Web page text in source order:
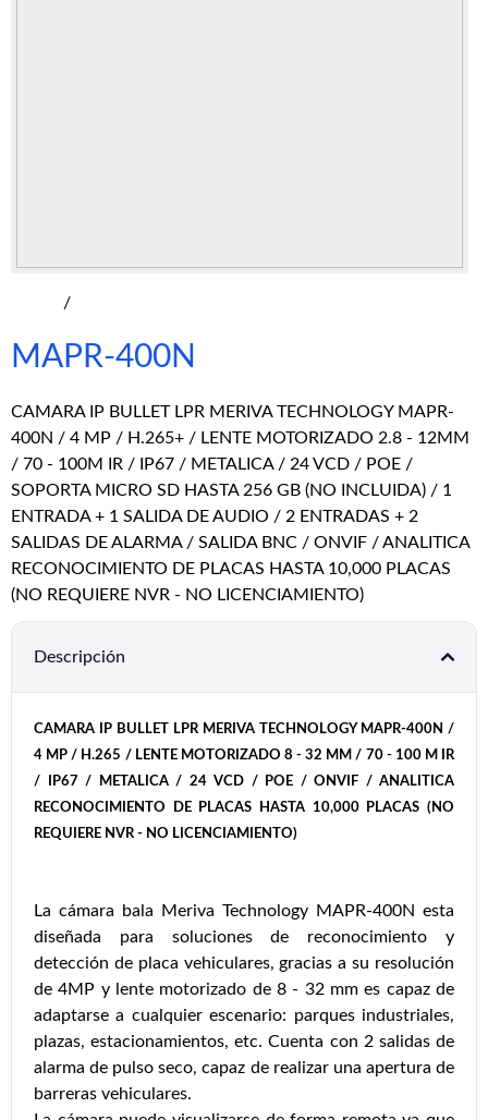
/
MAPR-400N
CAMARA IP BULLET LPR MERIVA TECHNOLOGY MAPR-
400N / 4 MP / H.265+ / LENTE MOTORIZADO 2.8 - 12MM
/ 70 - 100M IR / IP67 / METALICA / 24 VCD / POE /
SOPORTA MICRO SD HASTA 256 GB (NO INCLUIDA) / 1
ENTRADA + 1 SALIDA DE AUDIO / 2 ENTRADAS + 2
SALIDAS DE ALARMA / SALIDA BNC / ONVIF / ANALITICA
RECONOCIMIENTO DE PLACAS HASTA 10,000 PLACAS
(NO REQUIERE NVR - NO LICENCIAMIENTO)
Descripción
CAMARA IP BULLET LPR MERIVA TECHNOLOGY MAPR-400N /
4 MP / H.265 / LENTE MOTORIZADO 8 - 32 MM / 70 - 100 M IR
/ IP67 / METALICA / 24 VCD / POE / ONVIF / ANALITICA
RECONOCIMIENTO DE PLACAS HASTA 10,000 PLACAS (NO
REQUIERE NVR - NO LICENCIAMIENTO)
La cámara bala Meriva Technology MAPR-400N esta
diseñada para soluciones de reconocimiento y
detección de placa vehiculares, gracias a su resolución
de 4MP y lente motorizado de 8 - 32 mm es capaz de
adaptarse a cualquier escenario: parques industriales,
plazas, estacionamientos, etc. Cuenta con 2 salidas de
alarma de pulso seco, capaz de realizar una apertura de
barreras vehiculares.